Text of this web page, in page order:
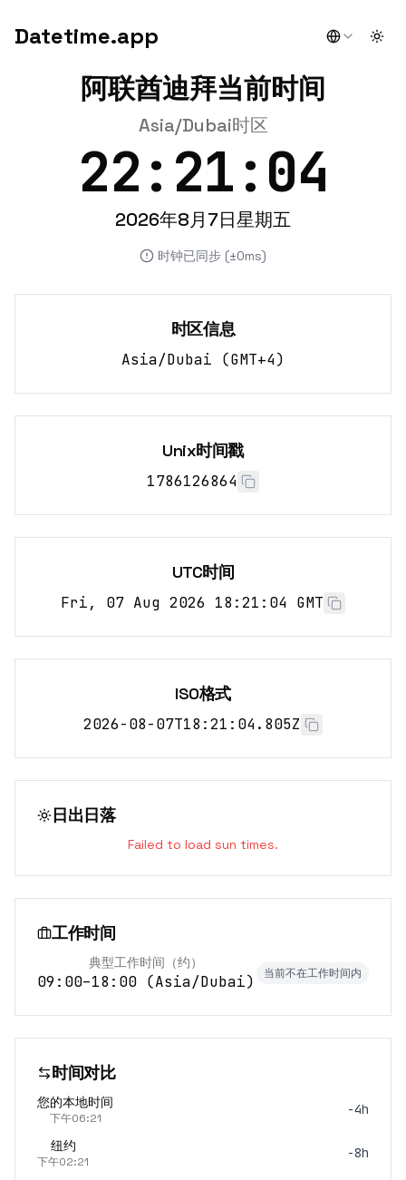
Datetime.app
阿联酋迪拜当前时间
Asia/Dubai时区
22:21:04
2026年8月7日星期五
时钟已同步 (±0ms)
时区信息
Asia/Dubai (GMT+4)
Unix时间戳
1786126864
UTC时间
Fri, 07 Aug 2026 18:21:04 GMT
ISO格式
2026-08-07T18:21:04.805Z
日出日落
Failed to load sun times.
工作时间
典型工作时间（约）
09:00–18:00 (Asia/Dubai) 当前不在工作时间内
时间对比
您的本地时间
下午06:21
-4h
纽约
下午02:21
-8h